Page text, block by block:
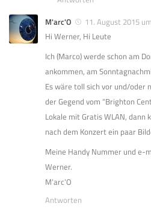
M'arc'O
11. August 2015
Hi Werner, Hi Leute
Ich (Marco) werde schon am
ankommen, am
Es wäre toll sich vor und/oder
der Gegend vom “Brighton
Lokale mit Gratis WLAN,
nach dem Konzert ein paar
Meine Handy Nummer und e-
Werner.
M’arc’O
Antworten